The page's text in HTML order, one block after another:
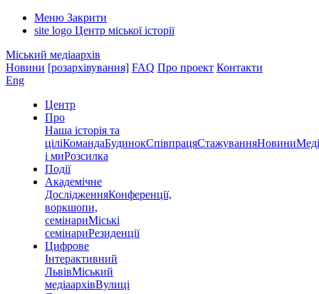
Меню Закрити
site logo Центр міської історії
Міський медіаархів
Новини [розархівування] FAQ Про проект Контакти
Eng
Центр
Про
Наша історія та
ціліКомандаБудинокСпівпрацяСтажуванняНовини
і миРозсилка
Події
Академічне
ДослідженняКонференції,
воркшопи,
семінариМіські
семінариРезиденції
Цифрове
Інтерактивний
ЛьвівМіський
медіаархівВулиці